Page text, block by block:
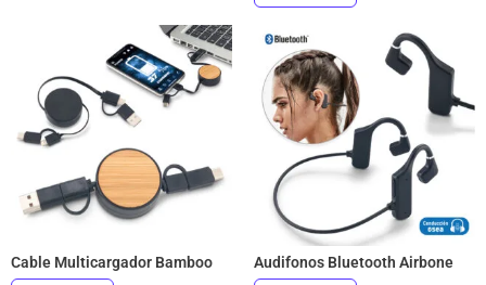
Cable Multicargador Bamboo Audifonos Bluetooth Airbone